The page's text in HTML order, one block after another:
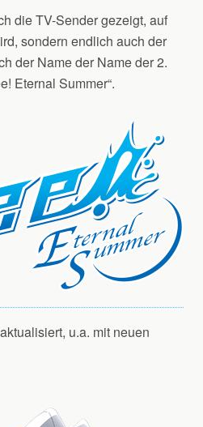
die TV-Sender gezeigt, auf
sondern endlich auch der
der Name der Name der 2.
Eternal Summer“.
u.a. mit neuen